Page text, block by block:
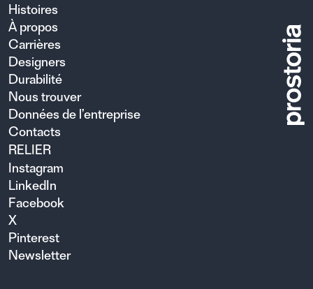
Histoires
À propos
Carrières
Designers
Durabilité
Nous trouver
Données de l’entreprise
Contacts
RELIER
Instagram
LinkedIn
Facebook
X
Pinterest
Newsletter